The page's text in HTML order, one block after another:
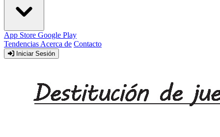
App Store Google Play
Tendencias Acerca de Contacto
Iniciar Sesión